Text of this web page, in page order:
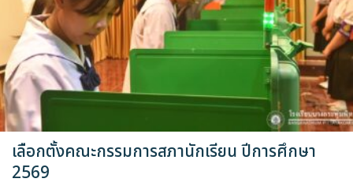
เลือกตั้งคณะกรรมการสภานักเรียน ปีการศึกษา
2569